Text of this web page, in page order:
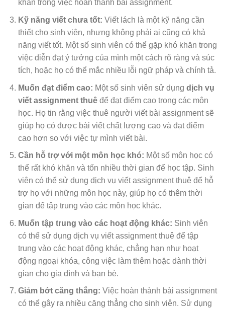
khăn trong việc hoàn thành bài assignment.
Kỹ năng viết chưa tốt: Viết lách là một kỹ năng cần
thiết cho sinh viên, nhưng không phải ai cũng có khả
năng viết tốt. Một số sinh viên có thể gặp khó khăn trong
việc diễn đạt ý tưởng của mình một cách rõ ràng và súc
tích, hoặc họ có thể mắc nhiều lỗi ngữ pháp và chính tả.
Muốn đạt điểm cao: Một số sinh viên sử dụng dịch vụ
viết assignment thuêđể đạt điểm cao trong các môn
học. Họ tin rằng việc thuê người viết bài assignment sẽ
giúp họ có được bài viết chất lượng cao và đạt điểm
cao hơn so với việc tự mình viết bài.
Cần hỗ trợ với một môn học khó: Một số môn học có
thể rất khó khăn và tốn nhiều thời gian để học tập. Sinh
viên có thể sử dụng dịch vụ viết assignment thuê để hỗ
trợ họ với những môn học này, giúp họ có thêm thời
gian để tập trung vào các môn học khác.
Muốn tập trung vào các hoạt động khác: Sinh viên
có thể sử dụng dịch vụ viết assignment thuê để tập
trung vào các hoạt động khác, chẳng hạn như hoạt
động ngoại khóa, công việc làm thêm hoặc dành thời
gian cho gia đình và bạn bè.
Giảm bớt căng thẳng: Việc hoàn thành bài assignment
có thể gây ra nhiều căng thẳng cho sinh viên. Sử dụng